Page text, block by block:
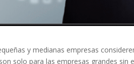
y medianas empresas
son solo para las empresas grandes sin